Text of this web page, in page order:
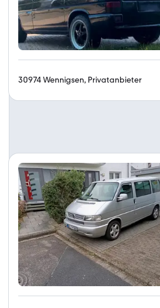
30974 Wennigsen, Privatanbieter